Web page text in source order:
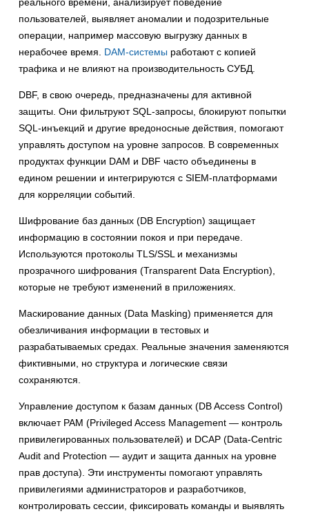
реального времени, анализирует поведение
пользователей, выявляет аномалии и подозрительные
операции, например массовую выгрузку данных в
нерабочее время. DAM-системы работают с копией
трафика и не влияют на производительность СУБД.
DBF, в свою очередь, предназначены для активной
защиты. Они фильтруют SQL-запросы, блокируют попытки
SQL-инъекций и другие вредоносные действия, помогают
управлять доступом на уровне запросов. В современных
продуктах функции DAM и DBF часто объединены в
едином решении и интегрируются с SIEM-платформами
для корреляции событий.
Шифрование баз данных (DB Encryption) защищает
информацию в состоянии покоя и при передаче.
Используются протоколы TLS/SSL и механизмы
прозрачного шифрования (Transparent Data Encryption),
которые не требуют изменений в приложениях.
Маскирование данных (Data Masking) применяется для
обезличивания информации в тестовых и
разрабатываемых средах. Реальные значения заменяются
фиктивными, но структура и логические связи
сохраняются.
Управление доступом к базам данных (DB Access Control)
включает PAM (Privileged Access Management — контроль
привилегированных пользователей) и DCAP (Data-Centric
Audit and Protection — аудит и защита данных на уровне
прав доступа). Эти инструменты помогают управлять
привилегиями администраторов и разработчиков,
контролировать сессии, фиксировать команды и выявлять